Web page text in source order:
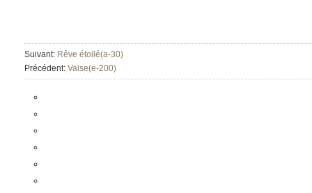
Suivant: Rêve étoilé(a-30)
Précédent: Valse(e-200)